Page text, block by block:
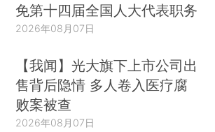
免第十四届全国人大代表职务
2026年08月07日
【我闻】光大旗下上市公司出
售背后隐情 多人卷入医疗腐
败案被查
2026年08月07日